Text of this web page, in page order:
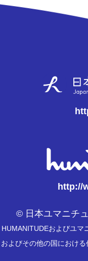
http://
© 日本ユマニチ
HUMANITUDEおよびユマ
およびその他の国におけ